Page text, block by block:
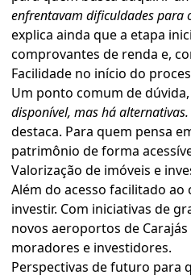
enfrentavam dificuldades para
explica ainda que a etapa
comprovantes de renda e,
Facilidade no início do
Um ponto comum de
disponível, mas há
destaca. Para quem pensa
patrimônio de forma
Valorização de imóveis e
Além do acesso facilitado
investir. Com iniciativas de
novos aeroportos de
moradores e investidores.
Perspectivas de futuro para